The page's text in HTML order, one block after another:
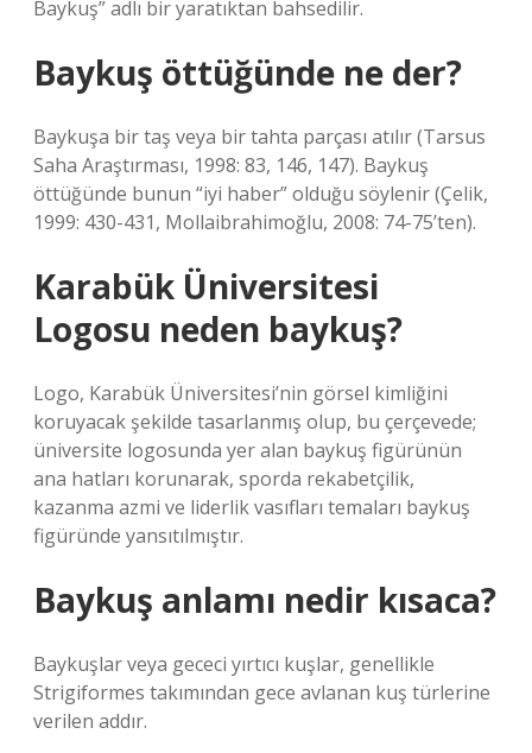
Baykuş” adlı bir yaratıktan bahsedilir.
Baykuş öttüğünde ne der?
Baykuşa bir taş veya bir tahta parçası atılır (Tarsus
Saha Araştırması, 1998: 83, 146, 147). Baykuş
öttüğünde bunun “iyi haber” olduğu söylenir (Çelik,
1999: 430-431, Mollaibrahimoğlu, 2008: 74-75’ten).
Karabük Üniversitesi
Logosu neden baykuş?
Logo, Karabük Üniversitesi’nin görsel kimliğini
koruyacak şekilde tasarlanmış olup, bu çerçevede;
üniversite logosunda yer alan baykuş figürünün
ana hatları korunarak, sporda rekabetçilik,
kazanma azmi ve liderlik vasıfları temaları baykuş
figüründe yansıtılmıştır.
Baykuş anlamı nedir kısaca?
Baykuşlar veya gececi yırtıcı kuşlar, genellikle
Strigiformes takımından gece avlanan kuş türlerine
verilen addır.